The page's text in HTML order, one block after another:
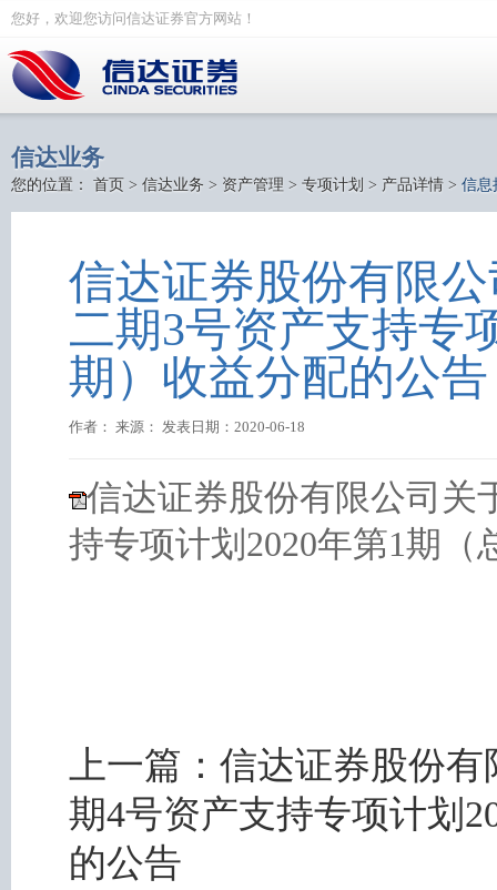
您好，欢迎您访问信达证券官方网站！
信达业务
您的位置： 首页 > 信达业务 > 资产管理 > 专项计划 > 产品详情 > 信息
信达证券股份有限
二期3号资产支持专
期）收益分配的公告
作者： 来源： 发表日期：2020-06-18
信达证券股份有限公司关
持专项计划2020年第1期
上一篇： 信达证券股份有
期4号资产支持专项计划
的公告